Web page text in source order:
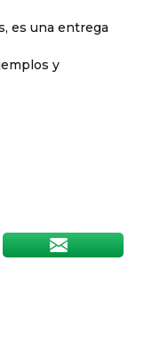
es una entrega
y